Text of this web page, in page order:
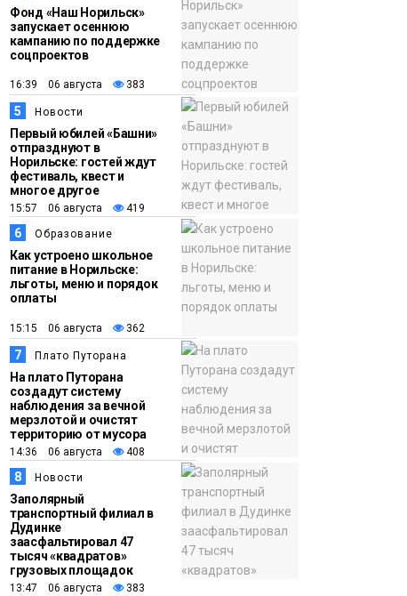
12:25
Проекты
Медиакомпании
Барнаул обошёл
Красноярск в
списке городов,
откуда приехали
норильчане
Фонд «Наш Норильск»
запускает осеннюю
кампанию по поддержке
соцпроектов
16:39 06 августа 383
5 Новости
Первый юбилей «Башни»
отпразднуют в
Норильске: гостей ждут
фестиваль, квест и
многое другое
15:57 06 августа 419
6 Образование
Как устроено школьное
питание в Норильске:
льготы, меню и порядок
оплаты
15:15 06 августа 362
7 Плато Путорана
На плато Путорана
создадут систему
наблюдения за вечной
мерзлотой и очистят
территорию от мусора
14:36 06 августа 408
8 Новости
Заполярный
транспортный филиал в
Дудинке
заасфальтировал 47
тысяч «квадратов»
грузовых площадок
13:47 06 августа 383